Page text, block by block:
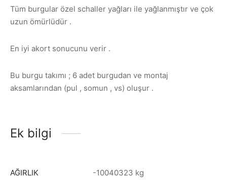
Tüm burgular özel schaller yağları ile yağlanmıştır ve çok
uzun ömürlüdür .
En iyi akort sonucunu verir .
Bu burgu takımı ; 6 adet burgudan ve montaj
aksamlarından (pul , somun , vs) oluşur .
Ek bilgi
AĞIRLIK -10040323 kg